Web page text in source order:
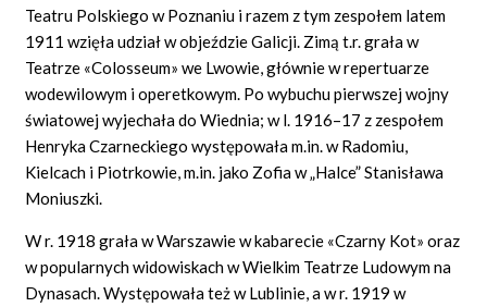
Teatru Polskiego w Poznaniu i razem z tym zespołem latem
1911 wzięła udział w objeździe Galicji. Zimą t.r. grała w
Teatrze «Colosseum» we Lwowie, głównie w repertuarze
wodewilowym i operetkowym. Po wybuchu pierwszej wojny
światowej wyjechała do Wiednia; w l. 1916–17 z zespołem
Henryka Czarneckiego występowała m.in. w Radomiu,
Kielcach i Piotrkowie, m.in. jako Zofia w „Halce” Stanisława
Moniuszki.
W r. 1918 grała w Warszawie w kabarecie «Czarny Kot» oraz
w popularnych widowiskach w Wielkim Teatrze Ludowym na
Dynasach. Występowała też w Lublinie, a w r. 1919 w